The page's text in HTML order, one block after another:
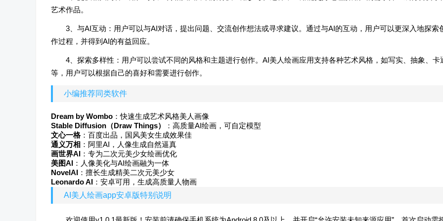
艺术作品。
3、与AI互动：用户可以与AI对话，提出问题、交流创作想法或寻求建议。通过与AI的互动，用户可以更深入地探索
作过程，并得到AI的有益回应。
4、探索多样性：用户可以尝试不同的风格和主题进行创作。AI美人绘画应用支持各种艺术风格，如写实、抽象、卡
等，用户可以根据自己的喜好和需要进行创作。
小编推荐同类软件
Dream by Wombo ：快速生成艺术风格美人画像
Stable Diffusion（Draw Things）
：高质量AI绘画，可自定模型
文心一格：百度出品，国风美女生成效果佳
通义万相 ：阿里AI，人像生成自然逼真
画世界AI ：专为二次元美少女绘画优化
美图AI ：人像美化与AI绘画融为一体
NovelAI ：擅长生成精美二次元美少女
Leonardo AI ：安卓可用，生成高质量人物画
AI美人绘画app安卓版特别说明